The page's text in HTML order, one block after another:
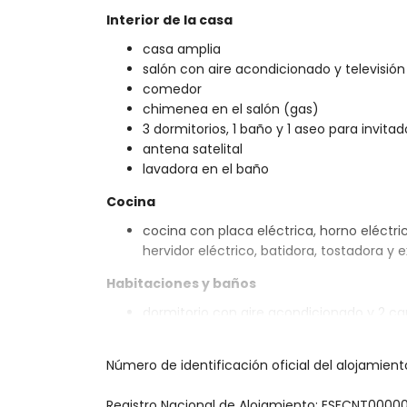
Interior de la casa
casa amplia
salón con aire acondicionado y televisión
comedor
chimenea en el salón (gas)
3 dormitorios, 1 baño y 1 aseo para
antena satelital
lavadora en el baño
Cocina
cocina con placa eléctrica, horno
hervidor eléctrico, batidora, tostadora y
Habitaciones y baños
dormitorio con aire acondicionado y 2
Número de identificación oficial del